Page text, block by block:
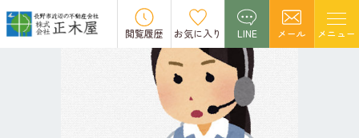
閲覧履歴 お気に入り LINE メール メニュー